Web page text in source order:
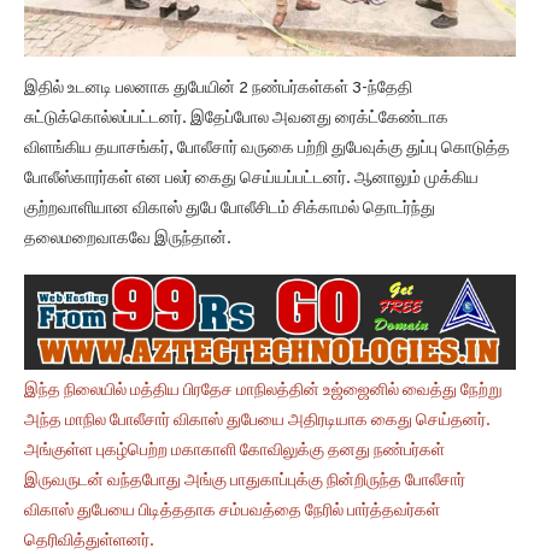
இதில் உடனடி பலனாக துபேயின் 2 நண்பர்கள்கள் 3-ந்தேதி
சுட்டுக்கொல்லப்பட்டனர். இதேப்போல அவனது ரைக்ட்கேண்டாக
விளங்கிய தயாசங்கர், போலீசார் வருகை பற்றி துபேவுக்கு துப்பு கொடுத்த
போலீஸ்காரர்கள் என பலர் கைது செய்யப்பட்டனர். ஆனாலும் முக்கிய
குற்றவாளியான விகாஸ் துபே போலீசிடம் சிக்காமல் தொடர்ந்து
தலைமறைவாகவே இருந்தான்.
இந்த நிலையில் மத்திய பிரதேச மாநிலத்தின் உஜ்ஜைனில் வைத்து நேற்று
அந்த மாநில போலீசார் விகாஸ் துபேயை அதிரடியாக கைது செய்தனர்.
அங்குள்ள புகழ்பெற்ற மகாகாளி கோவிலுக்கு தனது நண்பர்கள்
இருவருடன் வந்தபோது அங்கு பாதுகாப்புக்கு நின்றிருந்த போலீசார்
விகாஸ் துபேயை பிடித்ததாக சம்பவத்தை நேரில் பார்த்தவர்கள்
தெரிவித்துள்ளனர்.